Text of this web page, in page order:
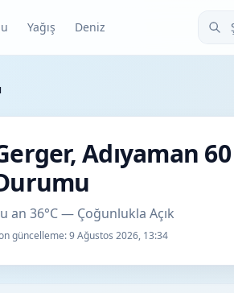
Yağış Deniz
Adıyaman
an 36°C — Çoğunlukla Açık
güncelleme:9 Ağustos 2026, 13:34